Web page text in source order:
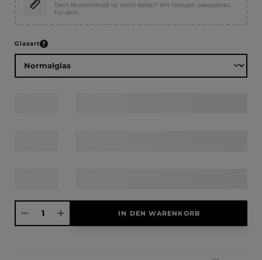
Dein Wunschmaß ist nicht dabei? Wir fertigen passgenau
für dich.
Glasartauswählen
Produkt Anzahl: Gib den gewünschten Wert ein oder benutze die
IN DEN WARENKORB